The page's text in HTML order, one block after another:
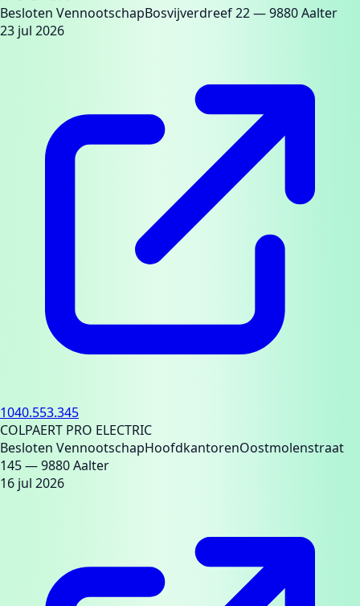
Besloten VennootschapBosvijverdreef 22— 9880 Aalter
23 jul 2026
1040.553.345
COLPAERT PRO ELECTRIC
Besloten VennootschapHoofdkantorenOostmolenstraat
145— 9880 Aalter
16 jul 2026